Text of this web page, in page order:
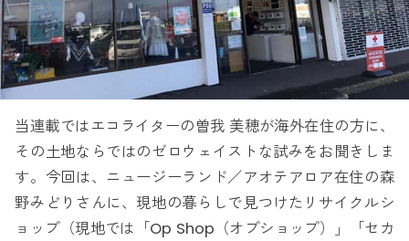
当連載ではエコライターの曽我 美穂が海外在住の方に、
その土地ならではのゼロウェイストな試みをお聞きしま
す。今回は、ニュージーランド／アオテアロア在住の森
野みどりさんに、現地の暮らしで見つけたリサイクルシ
ョップ（現地では「Op Shop（オプショップ）」「セカ